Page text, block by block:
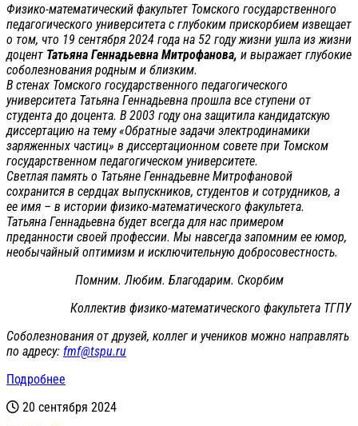
Физико-математический факультет Томского государственного
педагогического университета с глубоким прискорбием извещает
о том, что 19 сентября 2024 года на 52 году жизни ушла из жизни
доцент Татьяна Геннадьевна Митрофанова, и выражает глубокие
соболезнования родным и близким.
В стенах Томского государственного педагогического
университета Татьяна Геннадьевна прошла все ступени от
студента до доцента. В 2003 году она защитила кандидатскую
диссертацию на тему «Обратные задачи электродинамики
заряженных частиц» в диссертационном совете при Томском
государственном педагогическом университете.
Светлая память о Татьяне Геннадьевне Митрофановой
сохранится в сердцах выпускников, студентов и сотрудников, а
ее имя – в истории физико-математического факультета.
Татьяна Геннадьевна будет всегда для нас примером
преданности своей профессии. Мы навсегда запомним ее юмор,
необычайный оптимизм и исключительную добросовестность.
Помним. Любим. Благодарим. Скорбим
Коллектив физико-математического факультета ТГПУ
Соболезнования от друзей, коллег и учеников можно направлять
по адресу: fmf@tspu.ru
Подробнее
20 сентября 2024